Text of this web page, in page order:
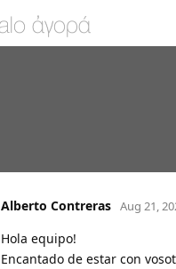
Alberto Contreras Aug 21,
Hola equipo!
Encantado de estar con